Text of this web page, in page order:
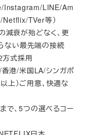
Instagram/LINE/Am
TVer等）
減衰が殆どなく、更
ない最先端の接続
式採用
港/米国LA/シンガポ
上）ご用意、快適な
で、5つの選べるコー